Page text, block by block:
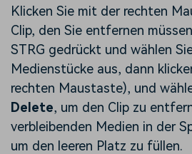
Klicken Sie mit der rechten
Clip, den Sie entfernen
STRG gedrückt und wählen
Medienstücke aus, dann
rechten Maustaste), und
Delete, um den Clip zu
verbleibenden Medien in der
um den leeren Platz zu füllen.